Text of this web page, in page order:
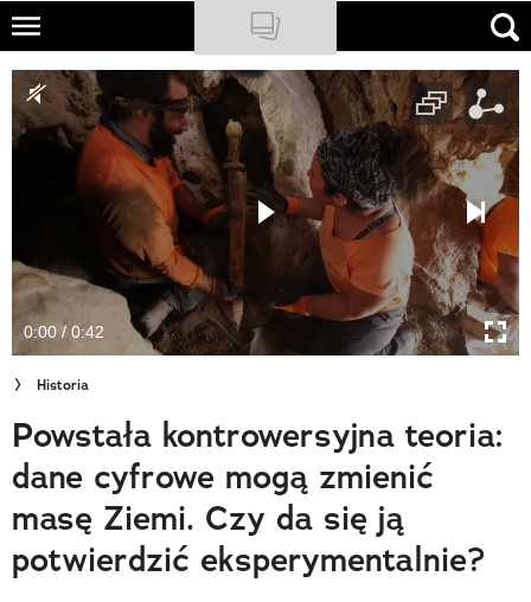
Skip
main
content
NATIONAL GEOGRAPHIC
TRAVELER
PODCASTY
Newsletter
Cuda Polski
Wielki Konkurs Fotograficzny
Trendbook Podróżniczy
Polecane
0:00 / 0:42
Historia
Powstała kontrowersyjna teoria:
dane cyfrowe mogą zmienić
masę Ziemi. Czy da się ją
potwierdzić eksperymentalnie?